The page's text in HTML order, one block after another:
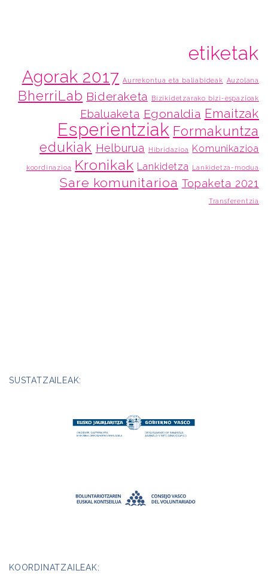
etiketak
Agorak 2017 Aurrekontua eta baliabideak Auzolana
BherriLab Bideraketa Bizikidetzarako bizi-espazioak
Ebaluaketa Egonaldia Emaitzak
Esperientziak Formakuntza
edukiak Helburua Hibridazioa Komunikazioa
koordinazioa Kronikak Lankidetza Lankidetza-modua
Sare komunitarioa Topaketa 2021
Transferentzia
SUSTATZAILEAK:
KOORDINATZAILEAK: